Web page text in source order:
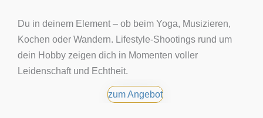
Du in deinem Element – ob beim Yoga, Musizieren,
Kochen oder Wandern. Lifestyle-Shootings rund um
dein Hobby zeigen dich in Momenten voller
Leidenschaft und Echtheit.
zum Angebot